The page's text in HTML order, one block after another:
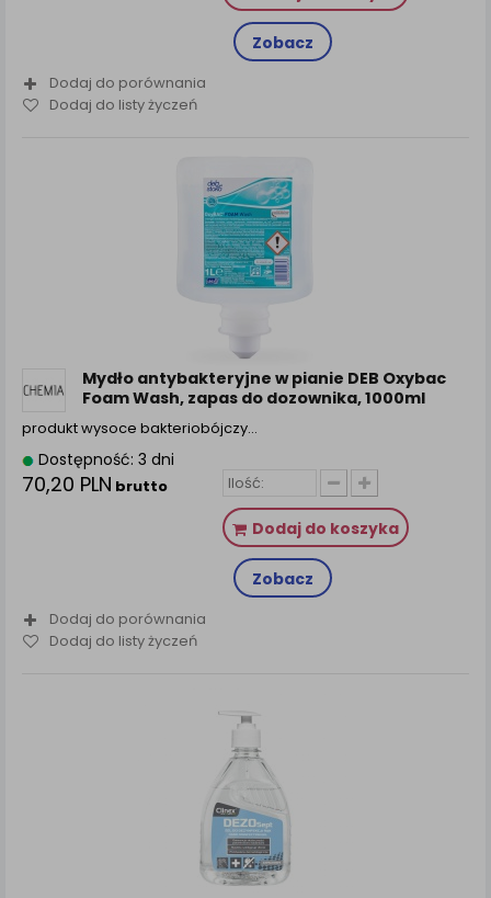
Zobacz
Dodaj do porównania
Dodaj do listy życzeń
Mydło antybakteryjne w pianie DEB Oxybac
Foam Wash, zapas do dozownika, 1000ml
produkt wysoce bakteriobójczy…
Dostępność: 3 dni
70,20 PLN brutto
Dodaj do koszyka
Zobacz
Dodaj do porównania
Dodaj do listy życzeń